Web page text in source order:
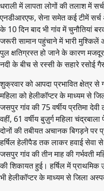
धराली में लापता लोगों की तलाश में
एनडीआरएफ, सेना समेत कई टीमें
के 10 दिन बाद भी गांव में चुनौतियां
जरूरी सामान पहुंचाने में भारी
पुल क्षतिग्रस्त हो जाने के कारण
नदी के बीच से रस्सी के सहारे रसोई
शुक्रवार को आपदा प्रभावित क्षेत्र से
महिला को हेलीकॉप्टर के माध्यम से
जसपुर गांव की 75 वर्षीय प्रतिमा
वहीं, 61 वर्षीय बुज़ुर्ग महिला
दोनों की तबीयत अचानक बिगड़ने पर
हर्षिल हेलीपैड तक लाकर हवाई सेवा
जसपुर गांव की तीन माह की गर्भवती
की शिकायत हुई। हर्षिल में प्राथमिक
भी हेलीकॉप्टर के माध्यम से जिला